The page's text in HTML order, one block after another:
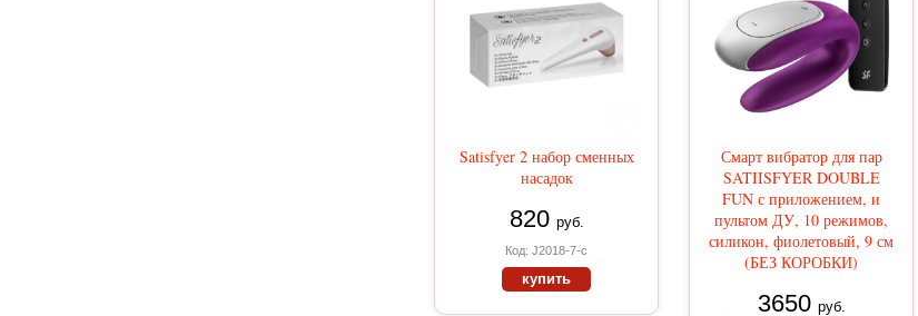
Satisfyer 2 набор сменных
насадок
820 руб.
Код: J2018-7-c
купить
Смарт вибратор для пар
SATIISFYER DOUBLE
FUN с приложением, и
пультом ДУ, 10 режимов,
силикон, фиолетовый, 9 см
(БЕЗ КОРОБКИ)
3650 руб.